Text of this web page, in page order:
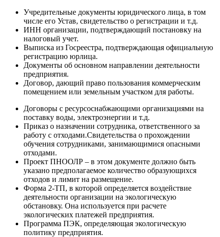
Учредительные документы юридического лица, в том
числе его Устав, свидетельство о регистрации и т.д.
ИНН организации, подтверждающий постановку на
налоговый учет.
Выписка из Госреестра, подтверждающая официальную
регистрацию юрлица.
Документы об основном направлении деятельности
предприятия.
Договор, дающий право пользования коммерческим
помещением или земельным участком для работы.
Договоры с ресурсоснабжающими организациями на
поставку воды, электроэнергии и т.д.
Приказ о назначении сотрудника, ответственного за
работу с отходами.Свидетельства о прохождении
обучения сотрудниками, занимающимися опасными
отходами.
Проект ПНООЛР – в этом документе должно быть
указано предполагаемое количество образующихся
отходов и лимит на размещение.
Форма 2-ТП, в которой определяется воздействие
деятельности организации на экологическую
обстановку. Она используется при расчете
экологических платежей предприятия.
Программа ПЭК, определяющая экологическую
политику предприятия.